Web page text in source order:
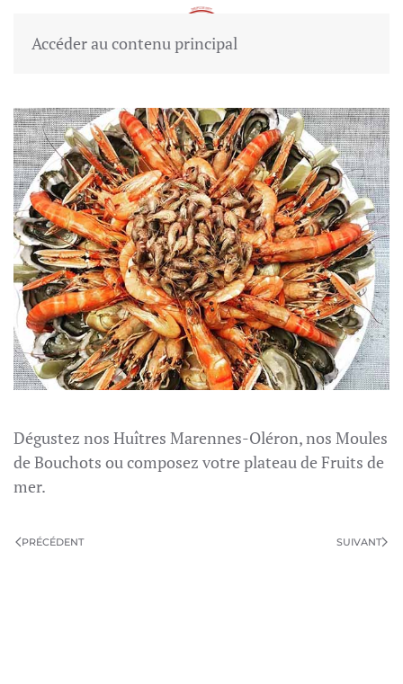
Accéder au contenu principal
Dégustez nos Huîtres Marennes-Oléron, nos Moules
de Bouchots ou composez votre plateau de Fruits de
mer.
PRÉCÉDENT SUIVANT